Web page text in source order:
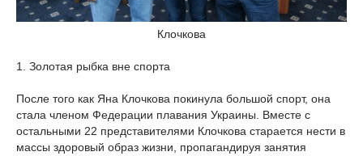
Клочкова
1. Золотая рыбка вне спорта
После того как Яна Клочкова покинула большой спорт, она
стала членом Федерации плавания Украины. Вместе с
остальными 22 представителями Клочкова старается нести в
массы здоровый образ жизни, пропагандируя занятия